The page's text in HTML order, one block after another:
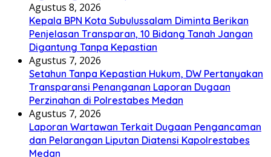
Agustus 8, 2026
Kepala BPN Kota Subulussalam Diminta Berikan
Penjelasan Transparan, 10 Bidang Tanah Jangan
Digantung Tanpa Kepastian
Agustus 7, 2026
Setahun Tanpa Kepastian Hukum, DW Pertanyakan
Transparansi Penanganan Laporan Dugaan
Perzinahan di Polrestabes Medan
Agustus 7, 2026
Laporan Wartawan Terkait Dugaan Pengancaman
dan Pelarangan Liputan Diatensi Kapolrestabes
Medan